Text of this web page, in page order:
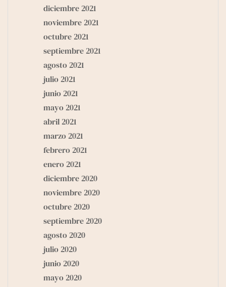
diciembre 2021
noviembre 2021
octubre 2021
septiembre 2021
agosto 2021
julio 2021
junio 2021
mayo 2021
abril 2021
marzo 2021
febrero 2021
enero 2021
diciembre 2020
noviembre 2020
octubre 2020
septiembre 2020
agosto 2020
julio 2020
junio 2020
mayo 2020